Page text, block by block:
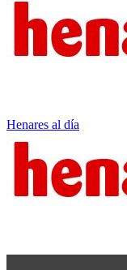
Henares al día